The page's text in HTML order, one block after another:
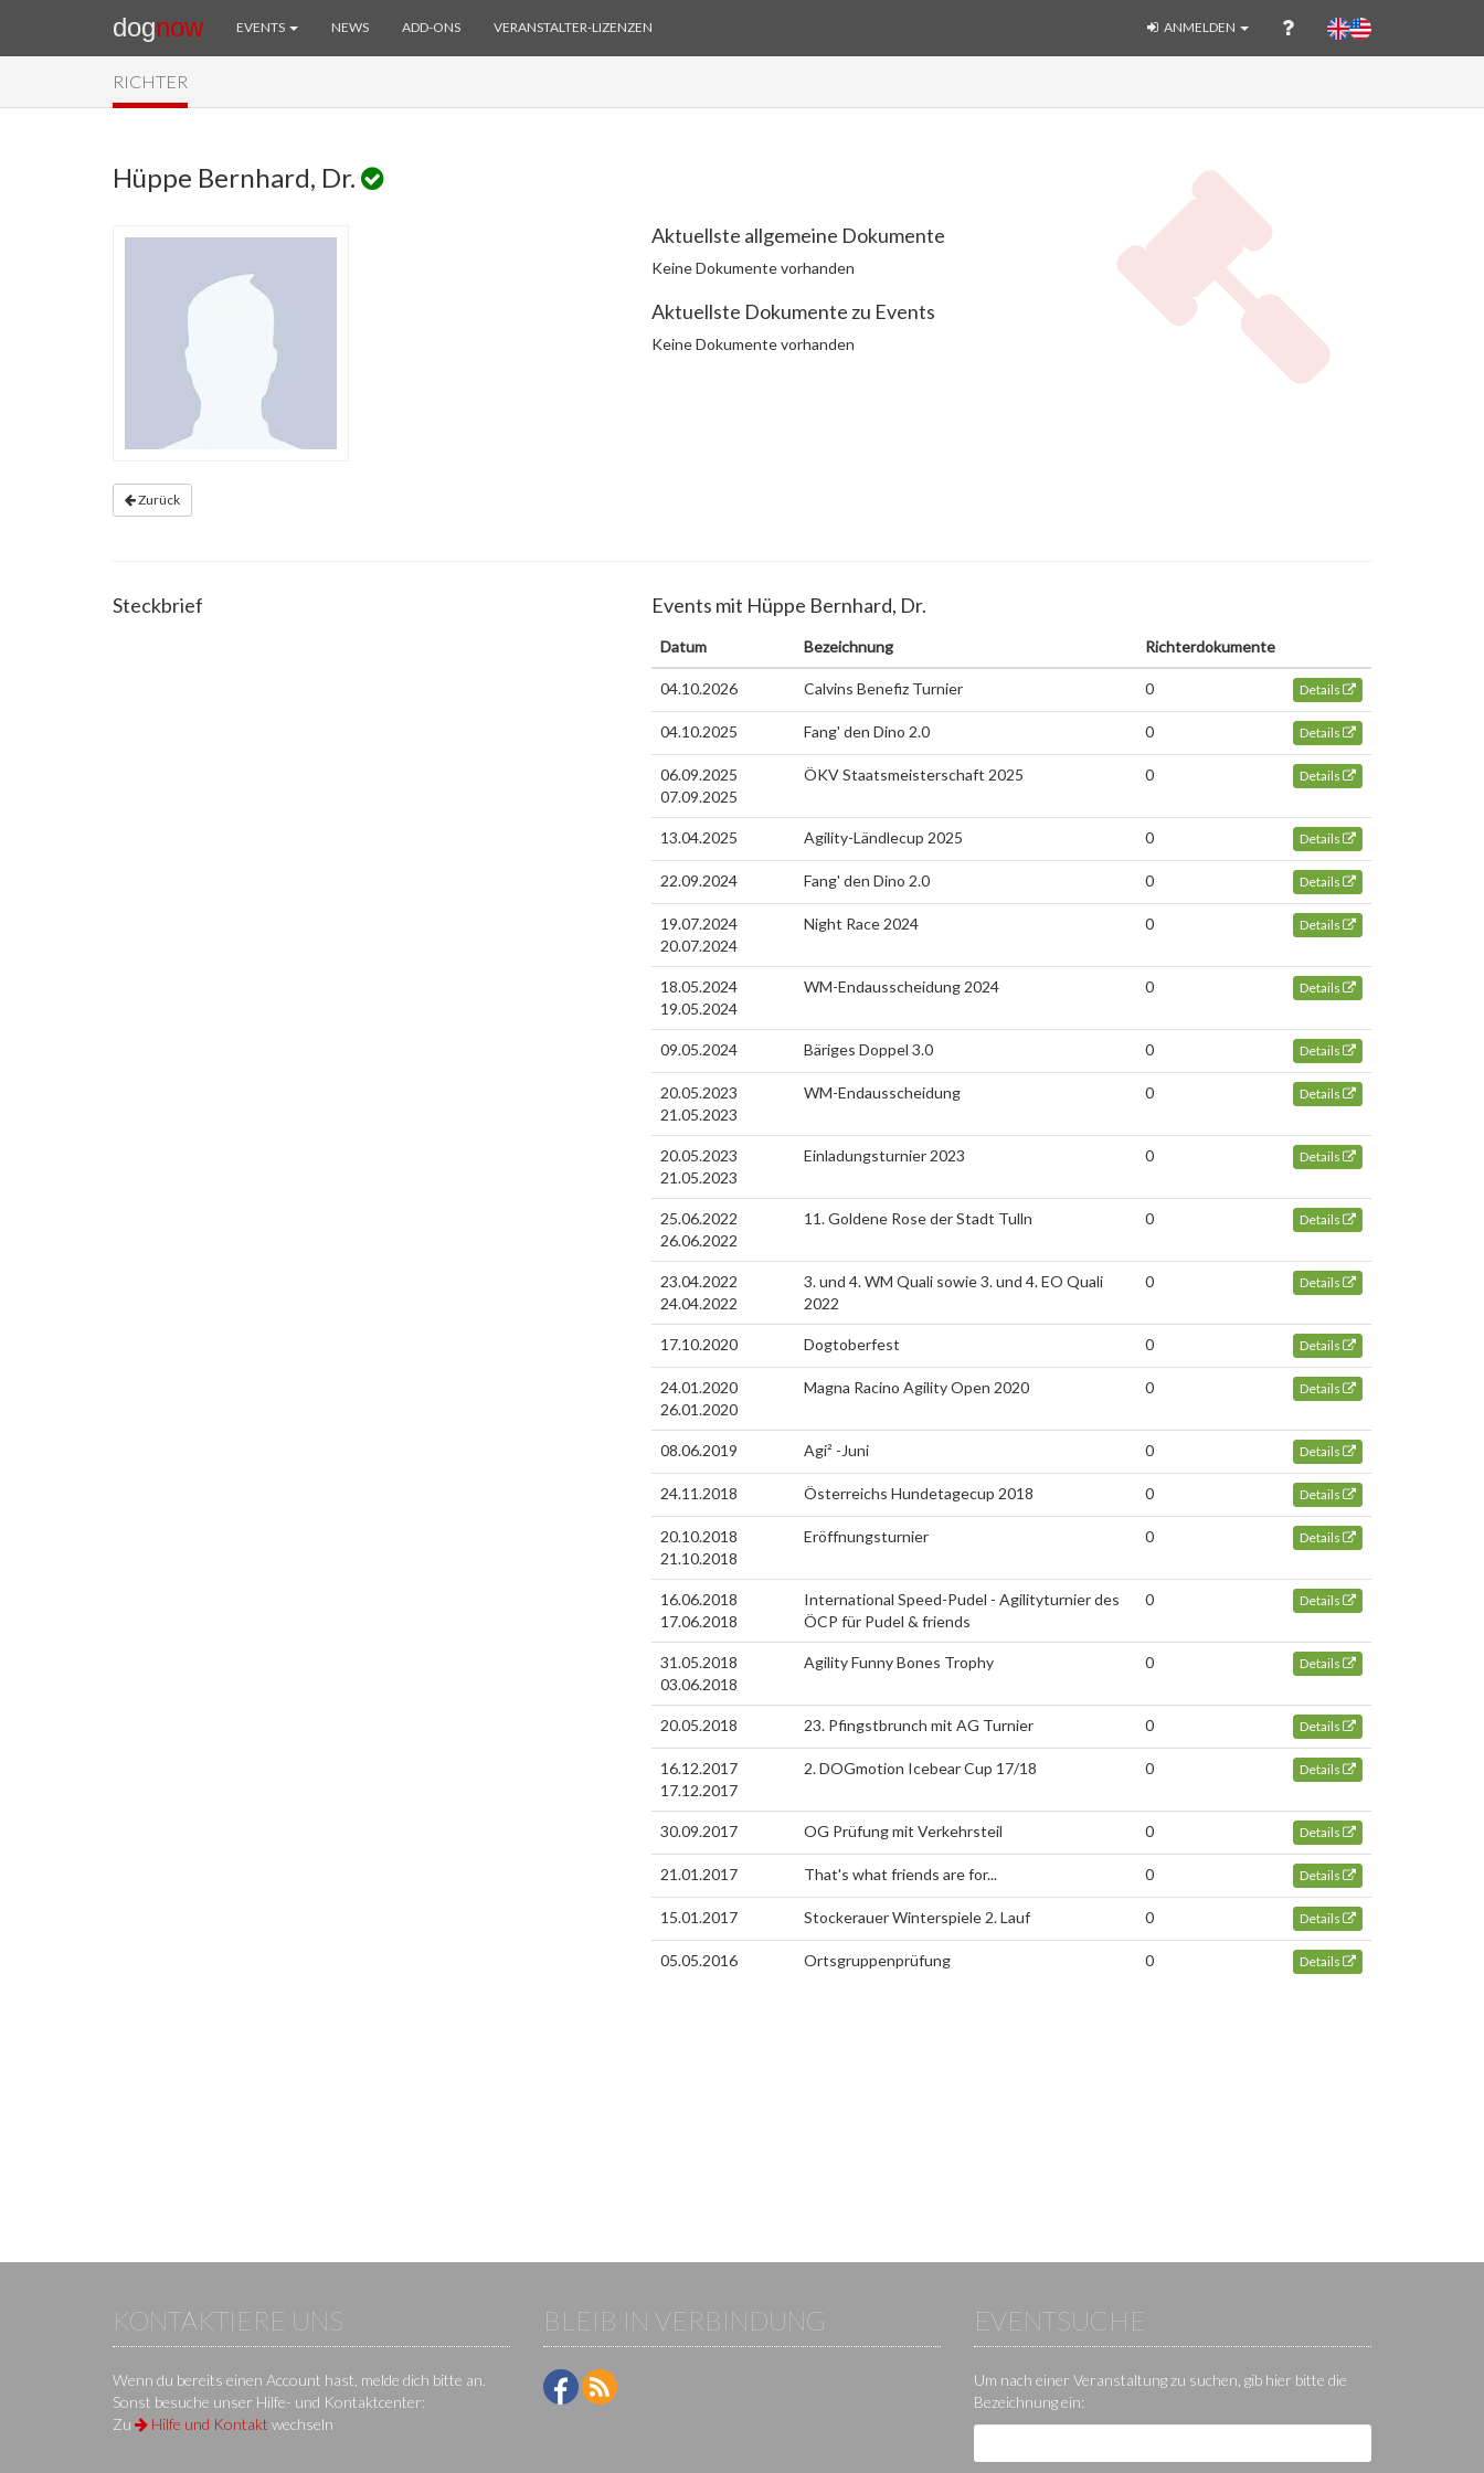
dognow EVENTS NEWS ADD-ONS VERANSTALTER-LIZENZEN ANMELDEN
RICHTER
Hüppe Bernhard, Dr.
Zurück
Aktuellste allgemeine Dokumente
Keine Dokumente vorhanden
Aktuellste Dokumente zu Events
Keine Dokumente vorhanden
Steckbrief Events mit Hüppe Bernhard, Dr.
Datum Bezeichnung Richterdokumente
04.10.2026 Calvins Benefiz Turnier 0 Details
04.10.2025 Fang' den Dino 2.0 0 Details
06.09.2025
07.09.2025
ÖKV Staatsmeisterschaft 2025 0 Details
13.04.2025 Agility-Ländlecup 2025 0 Details
22.09.2024 Fang' den Dino 2.0 0 Details
19.07.2024
20.07.2024
Night Race 2024 0 Details
18.05.2024
19.05.2024
WM-Endausscheidung 2024 0 Details
09.05.2024 Bäriges Doppel 3.0 0 Details
20.05.2023
21.05.2023
WM-Endausscheidung 0 Details
20.05.2023
21.05.2023
Einladungsturnier 2023 0 Details
25.06.2022
26.06.2022
11. Goldene Rose der Stadt Tulln 0 Details
23.04.2022
24.04.2022
3. und 4. WM Quali sowie 3. und 4. EO Quali
2022
0 Details
17.10.2020 Dogtoberfest 0 Details
24.01.2020
26.01.2020
Magna Racino Agility Open 2020 0 Details
08.06.2019 Agi² -Juni 0 Details
24.11.2018 Österreichs Hundetagecup 2018 0 Details
20.10.2018
21.10.2018
Eröffnungsturnier 0 Details
16.06.2018
17.06.2018
International Speed-Pudel - Agilityturnier des
ÖCP für Pudel & friends
0 Details
31.05.2018
03.06.2018
Agility Funny Bones Trophy 0 Details
20.05.2018 23. Pfingstbrunch mit AG Turnier 0 Details
16.12.2017
17.12.2017
2. DOGmotion Icebear Cup 17/18 0 Details
30.09.2017 OG Prüfung mit Verkehrsteil 0 Details
21.01.2017 That's what friends are for... 0 Details
15.01.2017 Stockerauer Winterspiele 2. Lauf 0 Details
05.05.2016 Ortsgruppenprüfung 0 Details
KONTAKTIERE UNS
Wenn du bereits einen Account hast, melde dich bitte an.
Sonst besuche unser Hilfe- und Kontaktcenter:
Zu
Hilfe und Kontakt wechseln
BLEIB IN VERBINDUNG EVENTSUCHE
Um nach einer Veranstaltung zu suchen, gib hier bitte die
Bezeichnung ein: